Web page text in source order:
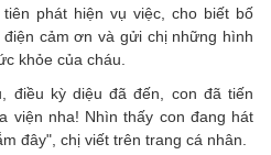
phát hiện vụ việc, cho biết bố
cảm ơn và gửi chị những hình
khỏe của cháu.
điều kỳ diệu đã đến, con đã tiến
viện nha! Nhìn thấy con đang hát
đây", chị viết trên trang cá nhân.